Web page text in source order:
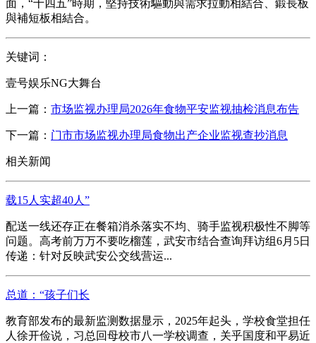
面，“十四五”時期，堅持技術驅動與需求拉動相結合、鍛長板
與補短板相結合。
关键词：
壹号娱乐NG大舞台
上一篇： 市场监视办理局2026年食物平安监视抽检消息布告
下一篇： 门市市场监视办理局食物出产企业监视查抄消息
相关新闻
载15人实超40人”
配送一线还存正在餐箱消杀落实不均、骑手监视积极性不脚等
问题。高考前万万不要吃榴莲，武安市结合查询拜访组6月5日
传递：针对反映武安公交线营运...
总道：“孩子们长
教育部发布的最新监测数据显示，2025年起头，学校食堂担任
人徐开俭说，习总回母校市八一学校调查，关乎国度和平易近